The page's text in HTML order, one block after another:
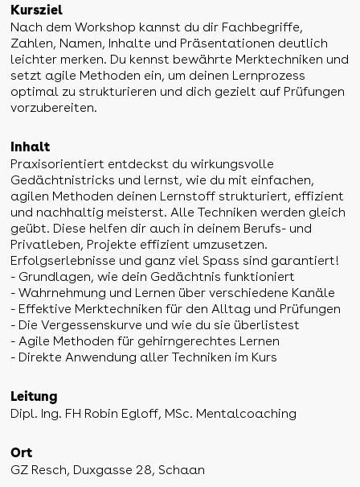
Kursziel
Nach dem Workshop kannst du dir Fachbegriffe,
Zahlen, Namen, Inhalte und Präsentationen deutlich
leichter merken. Du kennst bewährte Merktechniken und
setzt agile Methoden ein, um deinen Lernprozess
optimal zu strukturieren und dich gezielt auf Prüfungen
vorzubereiten.
Inhalt
Praxisorientiert entdeckst du wirkungsvolle
Gedächtnistricks und lernst, wie du mit einfachen,
agilen Methoden deinen Lernstoff strukturiert, effizient
und nachhaltig meisterst. Alle Techniken werden gleich
geübt. Diese helfen dir auch in deinem Berufs- und
Privatleben, Projekte effizient umzusetzen.
Erfolgserlebnisse und ganz viel Spass sind garantiert!
- Grundlagen, wie dein Gedächtnis funktioniert
- Wahrnehmung und Lernen über verschiedene Kanäle
- Effektive Merktechniken für den Alltag und Prüfungen
- Die Vergessenskurve und wie du sie überlistest
- Agile Methoden für gehirngerechtes Lernen
- Direkte Anwendung aller Techniken im Kurs
Leitung
Dipl. Ing. FH Robin Egloff, MSc. Mentalcoaching
Ort
GZ Resch, Duxgasse 28, Schaan